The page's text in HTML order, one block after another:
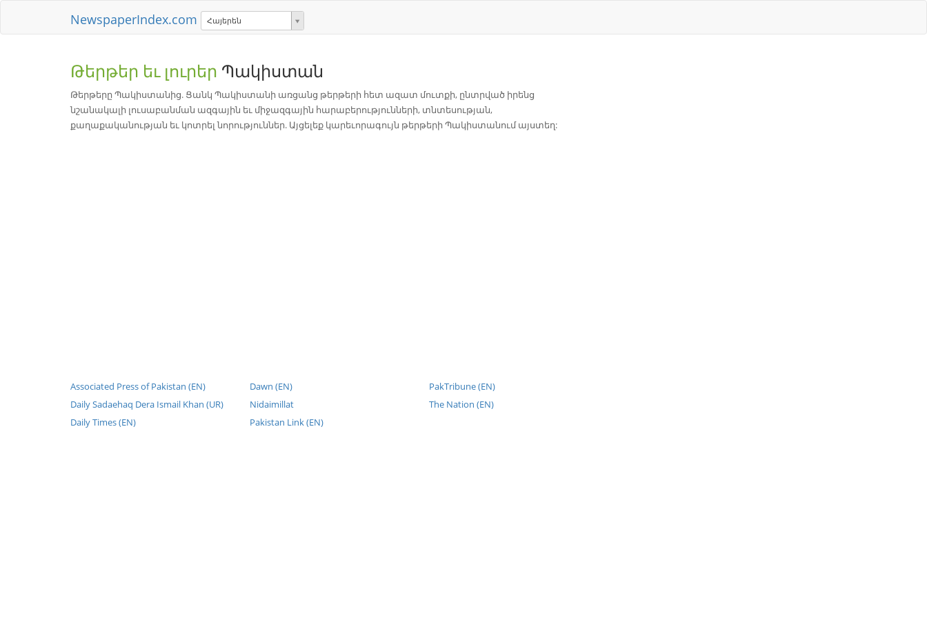
NewspaperIndex.com Հայերեն
Թերթեր եւ լուրեր Պակիստան
Թերթերը Պակիստանից. Ցանկ Պակիստանի առցանց թերթերի հետ ազատ մուտքի, ընտրված իրենց
նշանակալի լուսաբանման ազգային եւ միջազգային հարաբերությունների, տնտեսության,
քաղաքականության եւ կոտրել նորություններ. Այցելեք կարեւորագույն թերթերի Պակիստանում այստեղ:
Associated Press of Pakistan (EN)
Daily Sadaehaq Dera Ismail Khan (UR)
Daily Times (EN)
Dawn (EN)
Nidaimillat
Pakistan Link (EN)
PakTribune (EN)
The Nation (EN)